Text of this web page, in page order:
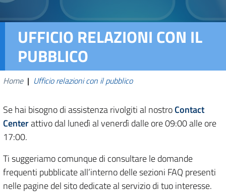
UFFICIO RELAZIONI CON IL
PUBBLICO
Home | Ufficio relazioni con il pubblico
Se hai bisogno di assistenza rivolgiti al nostroContact
Centerattivo dal lunedì al venerdì dalle ore 09:00 alle ore
17:00.
Ti suggeriamo comunque di consultare le domande
frequenti pubblicate all’interno delle sezioni FAQ presenti
nelle pagine del sito dedicate al servizio di tuo interesse.